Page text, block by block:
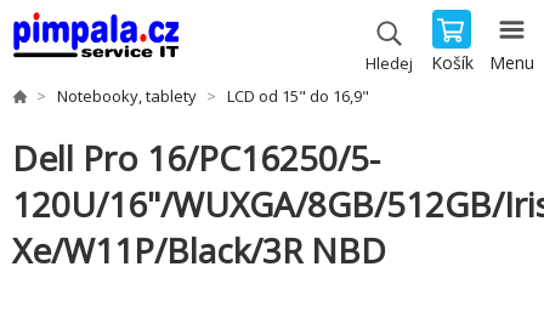
Hledej Košík Menu
Notebooky, tablety LCD od 15" do 16,9"
Dell Pro 16/PC16250/5-
120U/16"/WUXGA/8GB/512GB/
Xe/W11P/Black/3R NBD